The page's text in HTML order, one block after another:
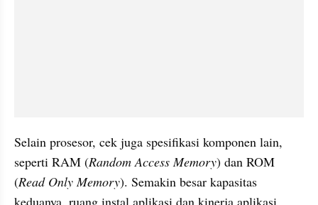
Selain prosesor, cek juga spesifikasi komponen lain,
seperti RAM (Random Access Memory) dan ROM
(Read Only Memory). Semakin besar kapasitas
keduanya, ruang instal aplikasi dan kinerja aplikasi